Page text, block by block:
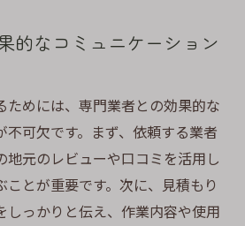
的なコミュニケーション
ためには、専門業者との効果的な
不可欠です。まず、依頼する業者
地元のレビューや口コミを活用し
とが重要です。次に、見積もり
しっかりと伝え、作業内容や使用